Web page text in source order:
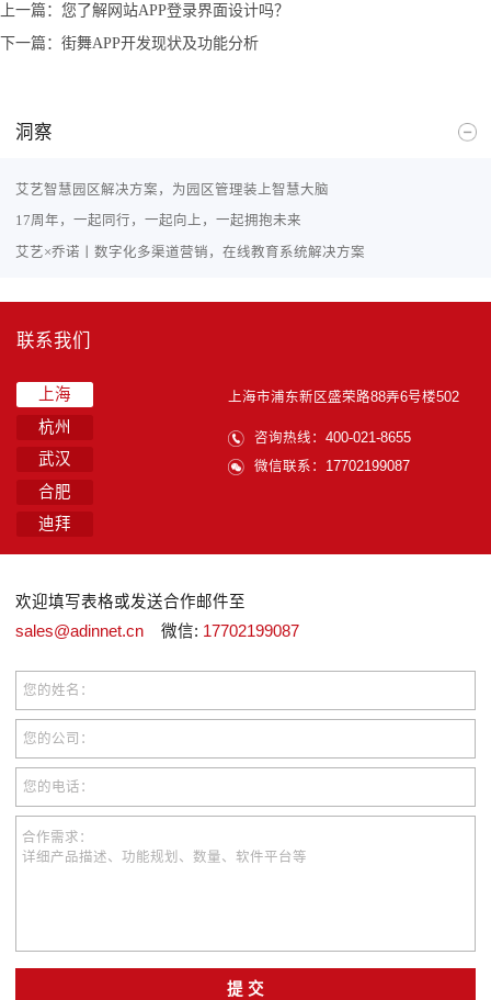
上一篇： 您了解网站APP登录界面设计吗？
下一篇： 街舞APP开发现状及功能分析
洞察
艾艺智慧园区解决方案，为园区管理装上智慧大脑
17周年，一起同行，一起向上，一起拥抱未来
艾艺×乔诺丨数字化多渠道营销，在线教育系统解决方案
联系我们
上海
杭州
武汉
合肥
迪拜
上海市浦东新区盛荣路88弄6号楼502
咨询热线：400-021-8655
微信联系：17702199087
欢迎填写表格或发送合作邮件至
sales@adinnet.cn 微信: 17702199087
您的姓名：
您的公司：
您的电话：
合作需求：
详细产品描述、功能规划、数量、软件平台等
提 交